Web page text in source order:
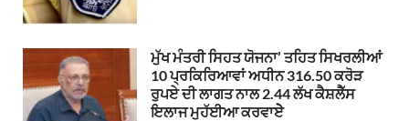
ਮੁੱਖ ਮੰਤਰੀ ਸਿਹਤ ਯੋਜਨਾ’ ਤਹਿਤ ਸਿਖਰਲੀਆਂ
10 ਪ੍ਰਕਿਰਿਆਵਾਂ ਅਧੀਨ 316.50 ਕਰੋੜ
ਰੁਪਏ ਦੀ ਲਾਗਤ ਨਾਲ 2.44 ਲੱਖ ਕੈਸ਼ਲੈੱਸ
ਇਲਾਜ ਮੁਹੱਈਆ ਕਰਵਾਏੇ